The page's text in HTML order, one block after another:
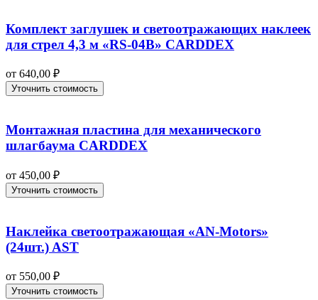
Комплект заглушек и светоотражающих наклеек
для стрел 4,3 м «RS-04B» CARDDEX
от 640,00 ₽
Уточнить стоимость
Монтажная пластина для механического
шлагбаума CARDDEX
от 450,00 ₽
Уточнить стоимость
Наклейка светоотражающая «AN-Motors»
(24шт.) AST
от 550,00 ₽
Уточнить стоимость